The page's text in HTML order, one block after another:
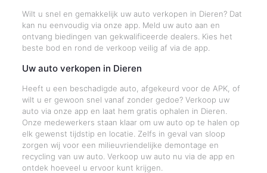
Wilt u snel en gemakkelijk uw auto verkopen in Dieren? Dat
kan nu eenvoudig via onze app. Meld uw auto aan en
ontvang biedingen van gekwalificeerde dealers. Kies het
beste bod en rond de verkoop veilig af via de app.
Uw auto verkopen in Dieren
Heeft u een beschadigde auto, afgekeurd voor de APK, of
wilt u er gewoon snel vanaf zonder gedoe? Verkoop uw
auto via onze app en laat hem gratis ophalen in Dieren.
Onze medewerkers staan klaar om uw auto op te halen op
elk gewenst tijdstip en locatie. Zelfs in geval van sloop
zorgen wij voor een milieuvriendelijke demontage en
recycling van uw auto. Verkoop uw auto nu via de app en
ontdek hoeveel u ervoor kunt krijgen.